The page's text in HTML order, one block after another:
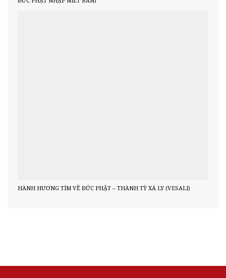
HÀNH HƯƠNG TÌM VỀ ĐỨC PHẬT – THÀNH TỲ XÁ LY (VESALI)